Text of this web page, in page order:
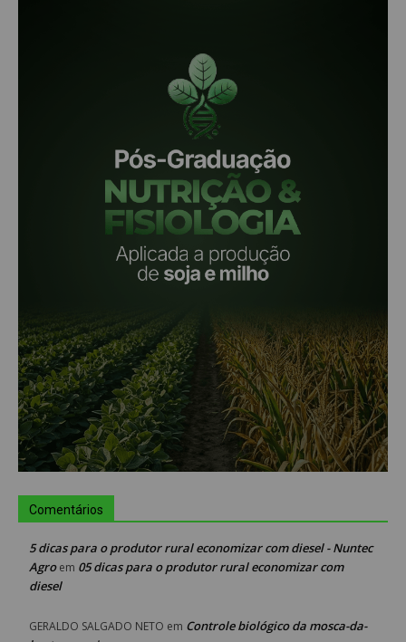
Comentários
5 dicas para o produtor rural economizar com diesel - Nuntec
Agroem 05 dicas para o produtor rural economizar com
diesel
GERALDO SALGADO NETO em Controle biológico da mosca-da-